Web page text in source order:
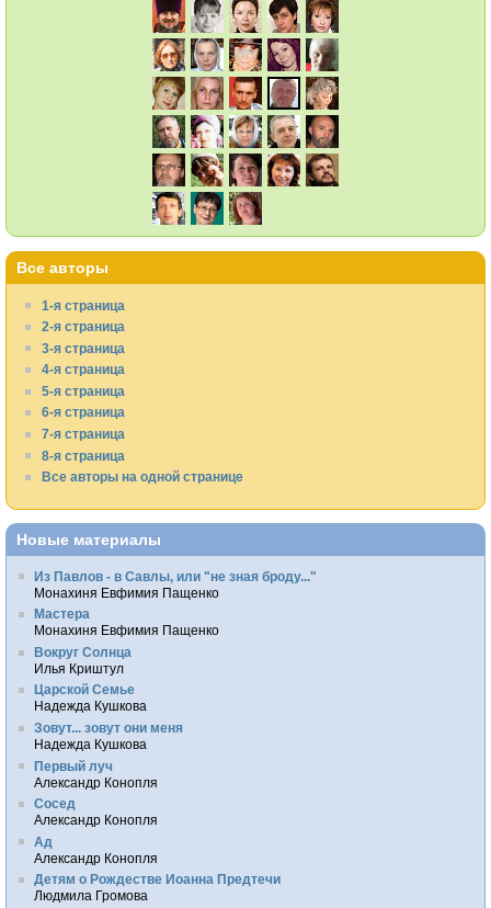
Все авторы
1-я страница
2-я страница
3-я страница
4-я страница
5-я страница
6-я страница
7-я страница
8-я страница
Все авторы на одной странице
Новые материалы
Из Павлов - в Савлы, или "не зная броду..."
Монахиня Евфимия Пащенко
Мастера
Монахиня Евфимия Пащенко
Вокруг Солнца
Илья Криштул
Царской Семье
Надежда Кушкова
Зовут... зовут они меня
Надежда Кушкова
Первый луч
Александр Конопля
Сосед
Александр Конопля
Ад
Александр Конопля
Детям о Рождестве Иоанна Предтечи
Людмила Громова